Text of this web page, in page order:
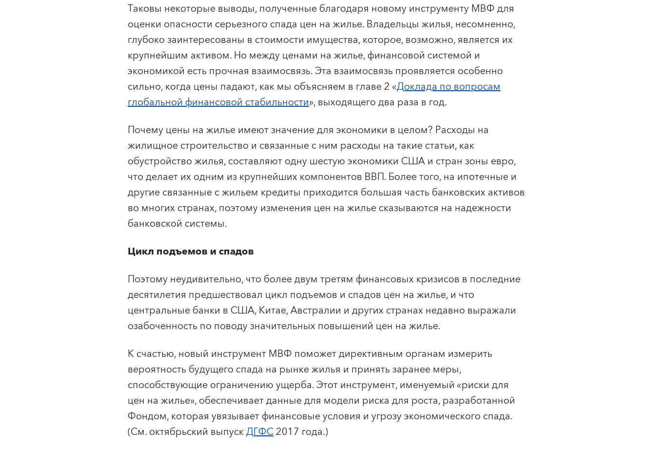
Таковы некоторые выводы, полученные благодаря новому инструменту МВФ для
оценки опасности серьезного спада цен на жилье. Владельцы жилья, несомненно,
глубоко заинтересованы в стоимости имущества, которое, возможно, является их
крупнейшим активом. Но между ценами на жилье, финансовой системой и
экономикой есть прочная взаимосвязь. Эта взаимосвязь проявляется особенно
сильно, когда цены падают, как мы объясняем в главе 2 «Доклада по вопросам
глобальной финансовой стабильности», выходящего два раза в год.
Почему цены на жилье имеют значение для экономики в целом? Расходы на
жилищное строительство и связанные с ним расходы на такие статьи, как
обустройство жилья, составляют одну шестую экономики США и стран зоны евро,
что делает их одним из крупнейших компонентов ВВП. Более того, на ипотечные и
другие связанные с жильем кредиты приходится большая часть банковских активов
во многих странах, поэтому изменения цен на жилье сказываются на надежности
банковской системы.
Цикл подъемов и спадов
Поэтому неудивительно, что более двум третям финансовых кризисов в последние
десятилетия предшествовал цикл подъемов и спадов цен на жилье, и что
центральные банки в США, Китае, Австралии и других странах недавно выражали
озабоченность по поводу значительных повышений цен на жилье.
К счастью, новый инструмент МВФ поможет директивным органам измерить
вероятность будущего спада на рынке жилья и принять заранее меры,
способствующие ограничению ущерба. Этот инструмент, именуемый «риски для
цен на жилье», обеспечивает данные для модели риска для роста, разработанной
Фондом, которая увязывает финансовые условия и угрозу экономического спада.
(См. октябрьский выпускДГФС2017 года.)